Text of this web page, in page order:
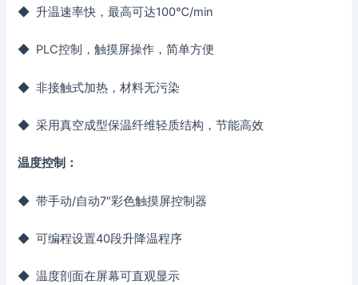
◆ 升温速率快，最高可达100℃/min
◆ PLC控制，触摸屏操作，简单方便
◆ 非接触式加热，材料无污染
◆ 采用真空成型保温纤维轻质结构，节能高效
温度控制：
◆ 带手动/自动7″彩色触摸屏控制器
◆ 可编程设置40段升降温程序
◆ 温度剖面在屏幕可直观显示